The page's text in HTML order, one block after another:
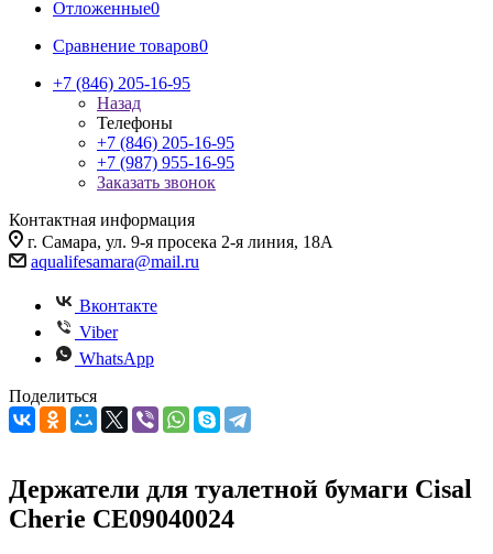
Отложенные0
Сравнение товаров0
+7 (846) 205-16-95
Назад
Телефоны
+7 (846) 205-16-95
+7 (987) 955-16-95
Заказать звонок
Контактная информация
г. Самара, ул. 9-я просека 2-я линия, 18А
aqualifesamara@mail.ru
Вконтакте
Viber
WhatsApp
Поделиться
Держатели для туалетной бумаги Cisal
Cherie CE09040024